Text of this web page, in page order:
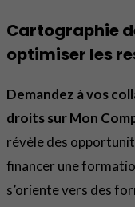
Cartographie
optimiser les
Demandez à vos
droits sur Mon
révèle des
financer une
s’oriente vers des